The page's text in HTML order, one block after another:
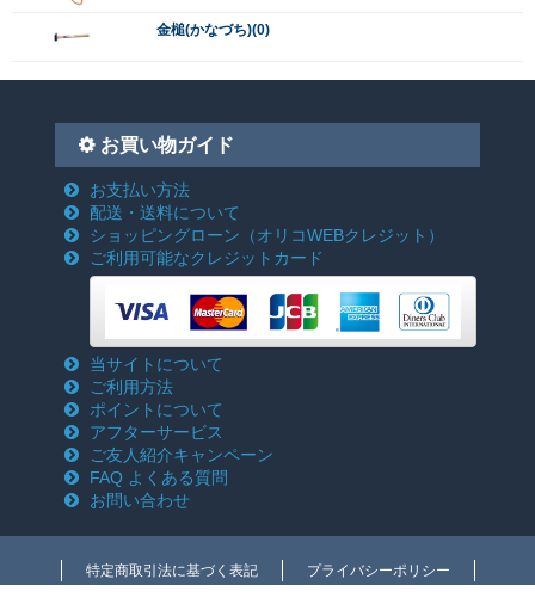
金槌(かなづち)(0)
お買い物ガイド
お支払い方法
配送・送料について
ショッピングローン （オリコWEBクレジット）
ご利用可能なクレジットカード
当サイトについて
ご利用方法
ポイントについて
アフターサービス
ご友人紹介キャンペーン
FAQ よくある質問
お問い合わせ
特定商取引法に基づく表記 プライバシーポリシー